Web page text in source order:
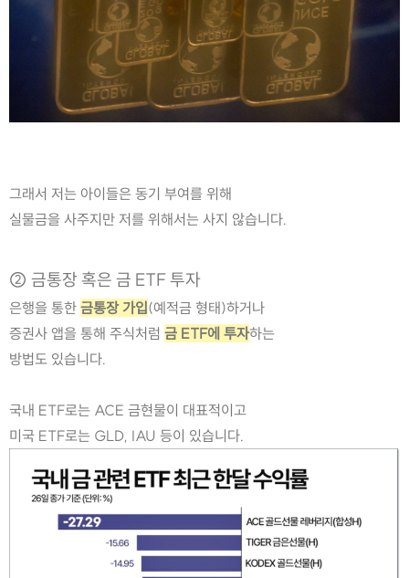
그래서 저는 아이들은 동기 부여를 위해
실물금을 사주지만 저를 위해서는 사지 않습니다.
② 금통장 혹은 금 ETF 투자
은행을 통한 금통장 가입(예적금 형태)하거나
증권사 앱을 통해 주식처럼 금 ETF에 투자하는
방법도 있습니다.
국내 ETF로는 ACE 금현물이 대표적이고
미국 ETF로는 GLD, IAU 등이 있습니다.